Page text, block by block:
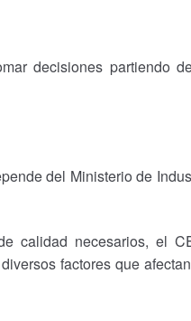
decisiones partiendo
del Ministerio de
calidad necesarios, el
factores que